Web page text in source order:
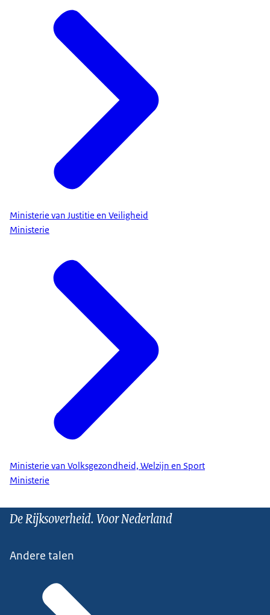
Ministerie van Justitie en Veiligheid
Ministerie
Ministerie van Volksgezondheid, Welzijn en Sport
Ministerie
De Rijksoverheid. Voor Nederland
Andere talen